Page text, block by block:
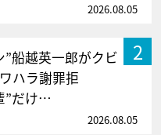
2026.08.05
2
”船越英一郎がクビ
ハラ謝罪拒
”だけ…
2026.08.05